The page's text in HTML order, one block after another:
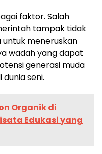
faktor. Salah
tampak tidak
untuk meneruskan
wadah yang dapat
generasi muda
seni.
Organik di
Edukasi yang